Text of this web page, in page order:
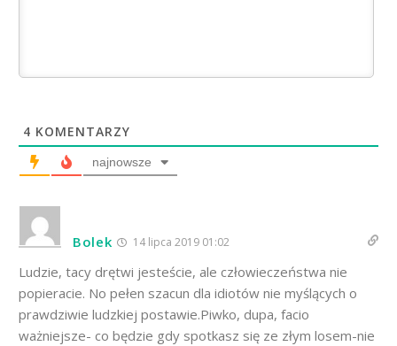
4 KOMENTARZY
najnowsze
Bolek 14 lipca 2019 01:02
Ludzie, tacy drętwi jesteście, ale człowieczeństwa nie
popieracie. No pełen szacun dla idiotów nie myślących o
prawdziwie ludzkiej postawie.Piwko, dupa, facio
ważniejsze- co będzie gdy spotkasz się ze złym losem-nie